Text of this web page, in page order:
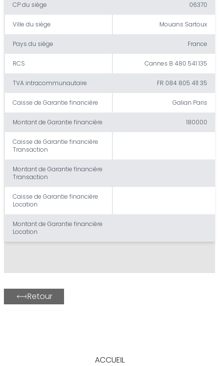
CP du siège 06370
Ville du siège Mouans Sartoux
Pays du siège France
RCS Cannes B 480 541 135
TVA intracommunautaire FR 084 805 411 35
Caisse de Garantie financière Galian Paris
Montant de Garantie financière 180000
Caisse de Garantie financière
Transaction
Montant de Garantie financière
Transaction
Caisse de Garantie financière
Location
Montant de Garantie financière
Location
Retour
ACCUEIL